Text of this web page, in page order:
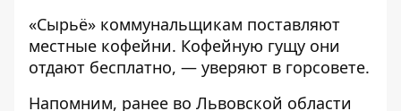
«Сырьё» коммунальщикам поставляют
местные кофейни. Кофейную гущу они
отдают бесплатно, — уверяют в горсовете.
Напомним, ранее во Львовской области